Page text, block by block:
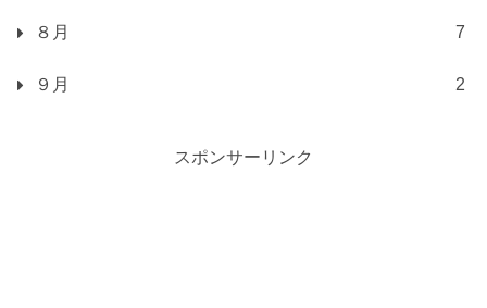
８月 7
９月 2
スポンサーリンク